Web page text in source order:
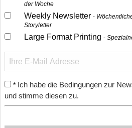
der Woche
Weekly Newsletter
Storyletter
Large Format Printing
* Ich habe die Bedingungen zur
und stimme diesen zu.